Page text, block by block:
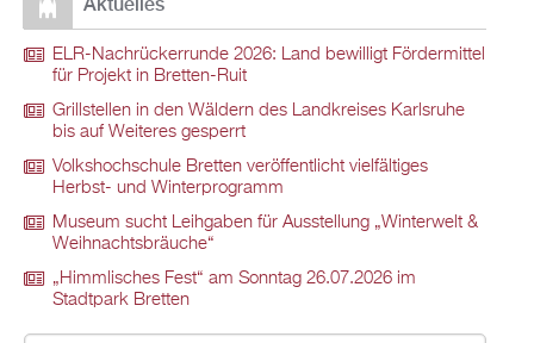
Aktuelles
ELR-Nachrückerrunde 2026: Land bewilligt Fördermittel
für Projekt in Bretten-Ruit
Grillstellen in den Wäldern des Landkreises Karlsruhe
bis auf Weiteres gesperrt
Volkshochschule Bretten veröffentlicht vielfältiges
Herbst- und Winterprogramm
Museum sucht Leihgaben für Ausstellung „Winterwelt &
Weihnachtsbräuche“
„Himmlisches Fest“ am Sonntag 26.07.2026 im
Stadtpark Bretten